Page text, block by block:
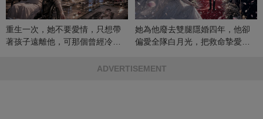
重生一次，她不要愛情，只想帶
著孩子遠離他，可那個曾經冷漠
她為他廢去雙腿隱婚四年，他卻
偏愛全隊白月光，把救命摯愛當
ADVERTISEMENT